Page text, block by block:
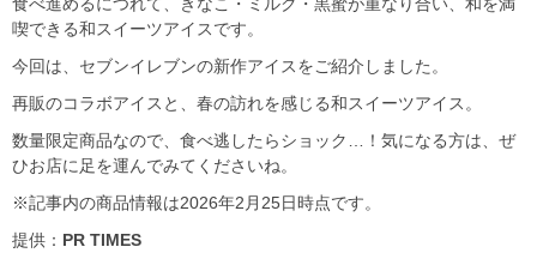
喫できる和スイーツアイスです。
今回は、セブンイレブンの新作アイスをご紹介しました。
再販のコラボアイスと、春の訪れを感じる和スイーツアイス。
数量限定商品なので、食べ逃したらショック…！気になる方は、ぜ
ひお店に足を運んでみてくださいね。
※記事内の商品情報は2026年2月25日時点です。
提供： PR TIMES